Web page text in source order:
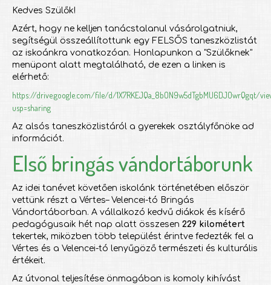
Kedves Szülők!
Azért, hogy ne kelljen tanácstalanul vásárolgatniuk,
segítségül összeállítottunk egy FELSŐS taneszközlistát
az iskoánkra vonatkozóan. Honlapunkon a "Szülőknek"
menüpont alatt megtalálható, de ezen a linken is
elérhető:
https://drive.google.com/file/d/1X7RKEJQa_8bON9w5dTgbMU6DJOwrQgqt/
usp=sharing
Az alsós taneszközlistáról a gyerekek osztályfőnöke ad
információt.
Első bringás vándortáborunk
Az idei tanévet követően iskolánk történetében először
vettünk részt a Vértes– Velencei-tó Bringás
Vándortáborban. A vállalkozó kedvű diákok és kísérő
pedagógusaik hét nap alatt összesen 229 kilométert
tekertek, miközben több települést érintve fedezték fel a
Vértes és a Velencei-tó lenyűgöző természeti és kulturális
értékeit.
Az útvonal teljesítése önmagában is komoly kihívást